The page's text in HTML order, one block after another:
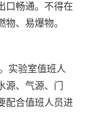
口畅通。不得在
、易爆物。
实验室值班人
、气源、门
配合值班人员进